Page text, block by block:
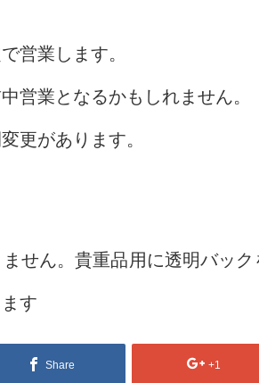
営業します。
営業となるかもしれません。
更があります。
せん。貴重品用に透明バック
す
Share +1